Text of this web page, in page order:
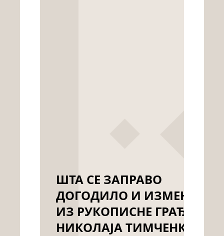
ШТА СЕ ЗАПРАВО
ДОГОДИЛО И ИЗМЕНИЛО -
ИЗ РУКОПИСНЕ ГРАЂЕ
НИКОЛАЈА ТИМЧЕНКА